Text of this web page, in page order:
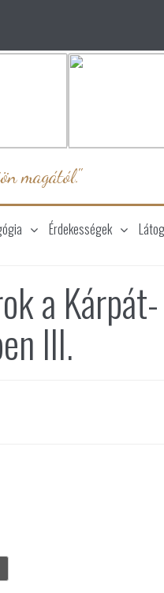
magától."
Érdekességek
a Kárpát-
III.